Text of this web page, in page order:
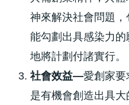
神來解決社會問題
能勾劃出具感染力
地將計劃付諸實行。
社會效益—愛創家要
是有機會創造出具大